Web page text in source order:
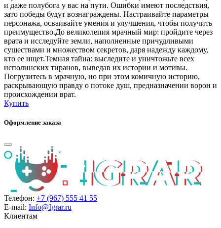
и даже полубога у вас на пути. Ошибки имеют последствия,
зато победы будут вознаграждены. Настраивайте параметры
персонажа, осваивайте умения и улучшения, чтобы получить
преимущество.До великолепия мрачный мир: пройдите через
врата и исследуйте земли, наполненные причудливыми
существами и множеством секретов, даря надежду каждому,
кто ее ищет.Темная тайна: выследите и уничтожьте всех
исполинских тиранов, выведав их истории и мотивы.
Погрузитесь в мрачную, но при этом комичную историю,
раскрывающую правду о потоке душ, предназначении ворон и
происхождении врат.
Купить
Оформление заказа
Телефон: +7 (967) 555 41 55
E-mail: Info@Igrar.ru
Клиентам